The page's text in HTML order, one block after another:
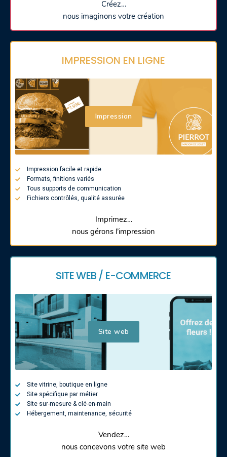
Créez…
nous imaginons votre création
IMPRESSION EN LIGNE
Impression
Impression facile et rapide
Formats, finitions variés
Tous supports de communication
Fichiers contrôlés, qualité assurée
Imprimez…
nous gérons l’impression
SITE WEB / E-COMMERCE
Site web
Site vitrine, boutique en ligne
Site spécifique par métier
Site sur-mesure & clé-en-main
Hébergement, maintenance, sécurité
Vendez…
nous concevons votre site web